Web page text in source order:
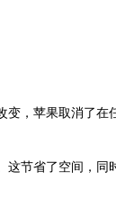
，苹果取消了在
节省了空间，同